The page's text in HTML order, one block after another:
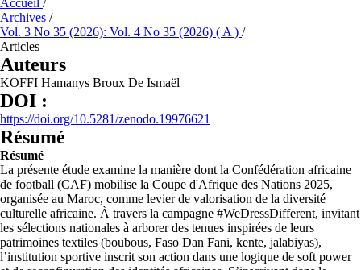
Accueil /
Archives /
Vol. 3 No 35 (2026): Vol. 4 No 35 (2026) ( A ) /
Articles
Auteurs
KOFFI Hamanys Broux De Ismaël
DOI :
https://doi.org/10.5281/zenodo.19976621
Résumé
Résumé
La présente étude examine la manière dont la Confédération africaine
de football (CAF) mobilise la Coupe d'Afrique des Nations 2025,
organisée au Maroc, comme levier de valorisation de la diversité
culturelle africaine. À travers la campagne #WeDressDifferent, invitant
les sélections nationales à arborer des tenues inspirées de leurs
patrimoines textiles (boubous, Faso Dan Fani, kente, jalabiyas),
l’institution sportive inscrit son action dans une logique de soft power